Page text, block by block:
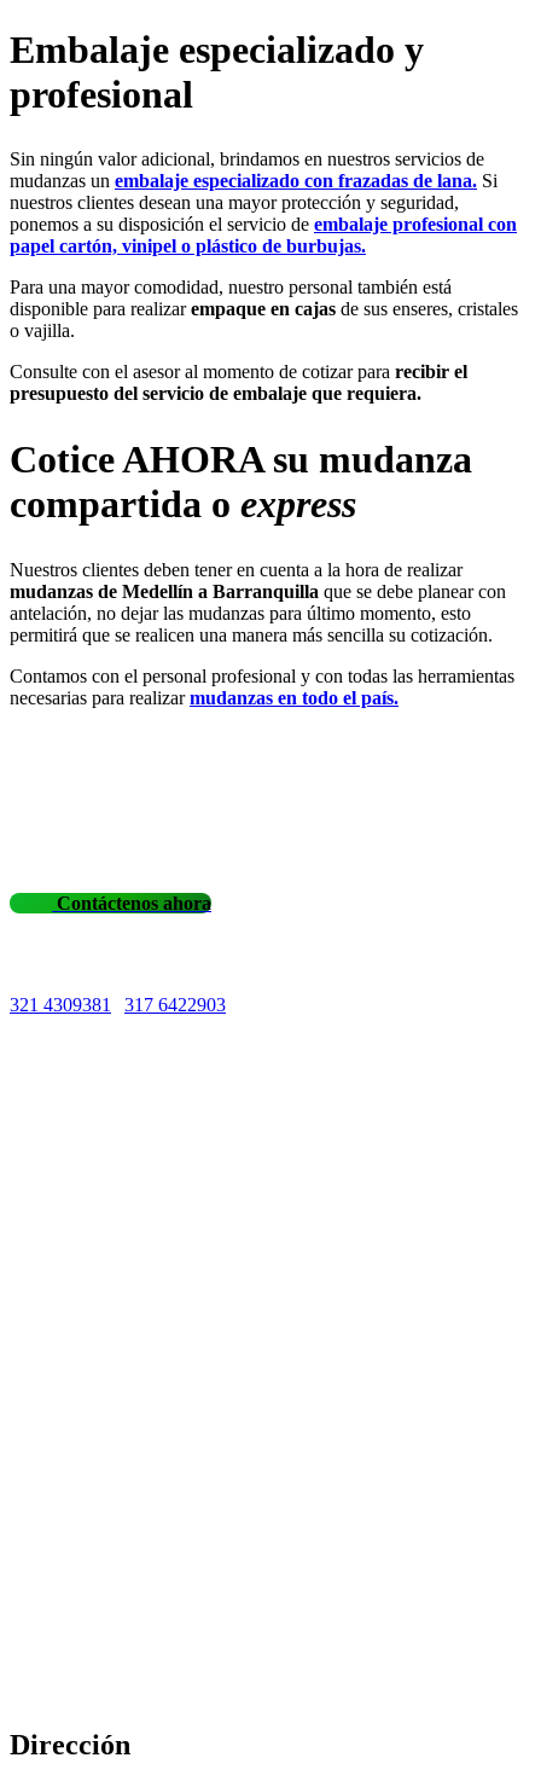
Embalaje especializado y
profesional
Sin ningún valor adicional, brindamos en nuestros servicios de
mudanzas un embalaje especializado con frazadas de lana. Si
nuestros clientes desean una mayor protección y seguridad,
ponemos a su disposición el servicio de embalaje profesional con
papel cartón, vinipel o plástico de burbujas.
Para una mayor comodidad, nuestro personal también está
disponible para realizarempaque en cajas de sus enseres, cristales
o vajilla.
Consulte con el asesor al momento de cotizar para recibir el
presupuesto del servicio de embalaje que requiera.
Cotice AHORA su mudanza
compartida o express
Nuestros clientes deben tener en cuenta a la hora de realizar
mudanzas de Medellín a Barranquilla que se debe planear con
antelación, no dejar las mudanzas para último momento, esto
permitirá que se realicen una manera más sencilla su cotización.
Contamos con el personal profesional y con todas las herramientas
necesarias para realizarmudanzas en todo el país.
Contáctenos ahora
321 4309381 317 6422903
Dirección